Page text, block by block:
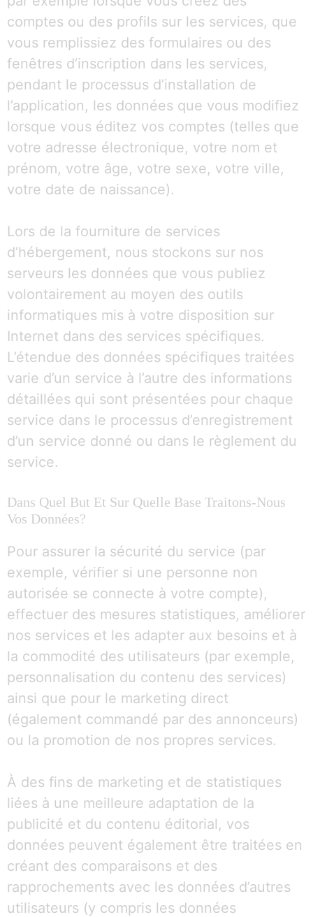
comptes ou des profils sur les services, que
vous remplissiez des formulaires ou des
fenêtres d’inscription dans les services,
pendant le processus d’installation de
l’application, les données que vous modifiez
lorsque vous éditez vos comptes (telles que
votre adresse électronique, votre nom et
prénom, votre âge, votre sexe, votre ville,
votre date de naissance).
Lors de la fourniture de services
d’hébergement, nous stockons sur nos
serveurs les données que vous publiez
volontairement au moyen des outils
informatiques mis à votre disposition sur
Internet dans des services spécifiques.
L’étendue des données spécifiques traitées
varie d’un service à l’autre des informations
détaillées qui sont présentées pour chaque
service dans le processus d’enregistrement
d’un service donné ou dans le règlement du
service.
Dans Quel But Et Sur Quelle Base Traitons-Nous
Vos Données?
Pour assurer la sécurité du service (par
exemple, vérifier si une personne non
autorisée se connecte à votre compte),
effectuer des mesures statistiques, améliorer
nos services et les adapter aux besoins et à
la commodité des utilisateurs (par exemple,
personnalisation du contenu des services)
ainsi que pour le marketing direct
(également commandé par des annonceurs)
ou la promotion de nos propres services.
À des fins de marketing et de statistiques
liées à une meilleure adaptation de la
publicité et du contenu éditorial, vos
données peuvent également être traitées en
créant des comparaisons et des
rapprochements avec les données d’autres
utilisateurs (y compris les données